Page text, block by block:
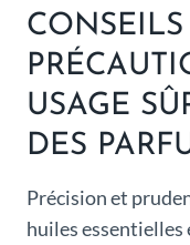
CONSEILS
USAGE
DES
Précision et
huiles